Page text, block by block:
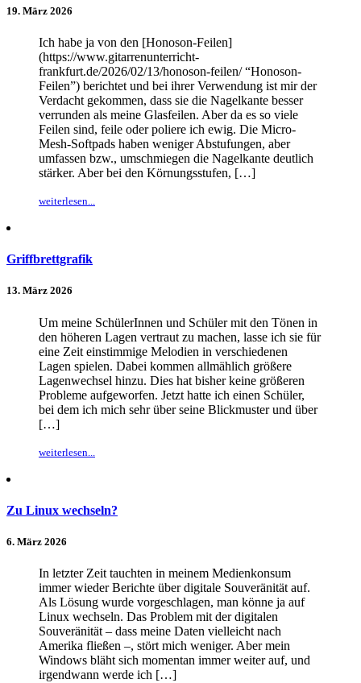
19. März 2026
Ich habe ja von den [Honoson-Feilen]
(https://www.gitarrenunterricht-
frankfurt.de/2026/02/13/honoson-feilen/ “Honoson-
Feilen”) berichtet und bei ihrer Verwendung ist mir der
Verdacht gekommen, dass sie die Nagelkante besser
verrunden als meine Glasfeilen. Aber da es so viele
Feilen sind, feile oder poliere ich ewig. Die Micro-
Mesh-Softpads haben weniger Abstufungen, aber
umfassen bzw., umschmiegen die Nagelkante deutlich
stärker. Aber bei den Körnungsstufen, […]
weiterlesen...
Griffbrettgrafik
13. März 2026
Um meine SchülerInnen und Schüler mit den Tönen in
den höheren Lagen vertraut zu machen, lasse ich sie für
eine Zeit einstimmige Melodien in verschiedenen
Lagen spielen. Dabei kommen allmählich größere
Lagenwechsel hinzu. Dies hat bisher keine größeren
Probleme aufgeworfen. Jetzt hatte ich einen Schüler,
bei dem ich mich sehr über seine Blickmuster und über
[…]
weiterlesen...
Zu Linux wechseln?
6. März 2026
In letzter Zeit tauchten in meinem Medienkonsum
immer wieder Berichte über digitale Souveränität auf.
Als Lösung wurde vorgeschlagen, man könne ja auf
Linux wechseln. Das Problem mit der digitalen
Souveränität – dass meine Daten vielleicht nach
Amerika fließen –, stört mich weniger. Aber mein
Windows bläht sich momentan immer weiter auf, und
irgendwann werde ich […]